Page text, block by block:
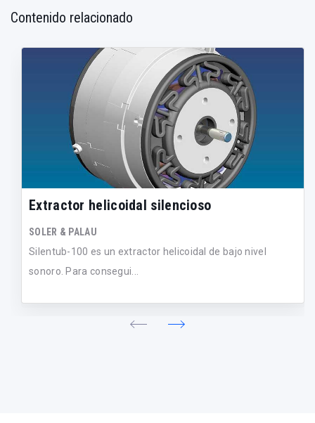
Contenido relacionado
Extractor helicoidal silencioso
SOLER & PALAU
Silentub-100 es un extractor helicoidal de bajo nivel
sonoro. Para consegui...